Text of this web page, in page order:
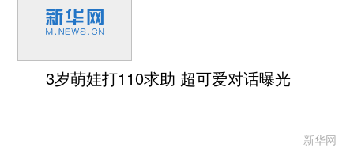
3岁萌娃打110求助 超可爱对话曝光
新华网